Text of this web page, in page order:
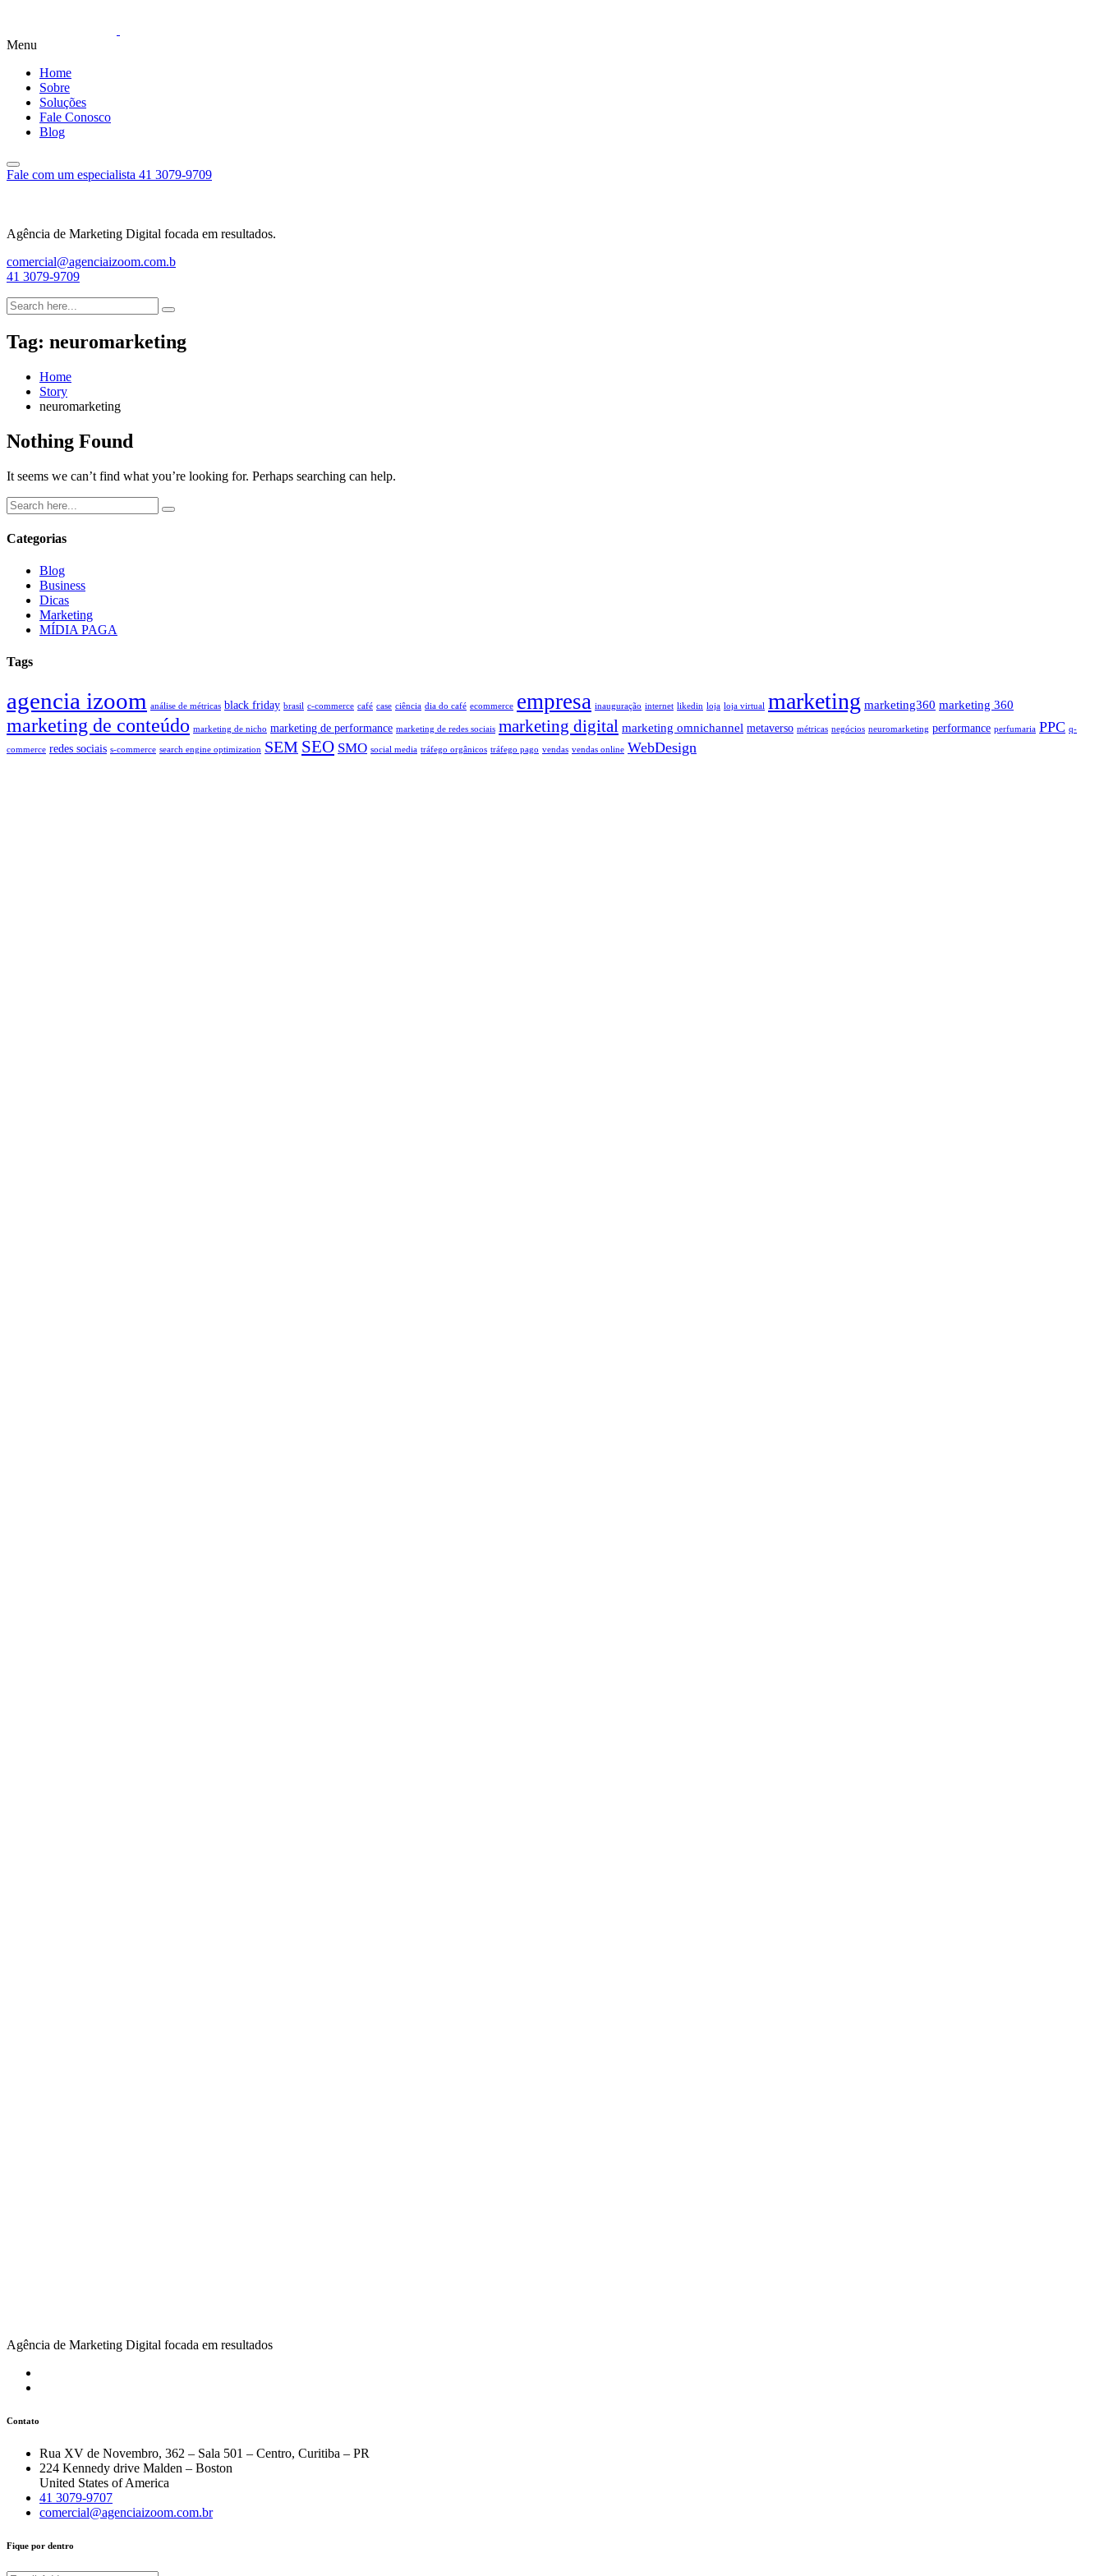
Menu
Home
Sobre
Soluções
Fale Conosco
Blog
Fale com um especialista 41 3079-9709
Agência de Marketing Digital focada em resultados.
comercial@agenciaizoom.com.b
41 3079-9709
Tag: neuromarketing
Home
Story
neuromarketing
Nothing Found
It seems we can’t find what you’re looking for. Perhaps searching can help.
Categorias
Blog
Business
Dicas
Marketing
MÍDIA PAGA
Tags
agencia izoom análise de métricas black friday brasil c-commerce café case ciência dia do café ecommerce empresa inauguração internet likedin loja loja virtual marketing marketing360 marketing 360
marketing de conteúdo marketing de nicho marketing de performance marketing de redes sociais marketing digital marketing omnichannel metaverso métricas negócios neuromarketing performance perfumaria PPC q-
commerce redes sociais s-commerce search engine optimization SEM SEO SMO social media tráfego orgânicos tráfego pago vendas vendas online WebDesign
Agência de Marketing Digital focada em resultados
Contato
Rua XV de Novembro, 362 – Sala 501 – Centro, Curitiba – PR
224 Kennedy drive Malden – Boston
United States of America
41 3079-9707
comercial@agenciaizoom.com.br
Fique por dentro